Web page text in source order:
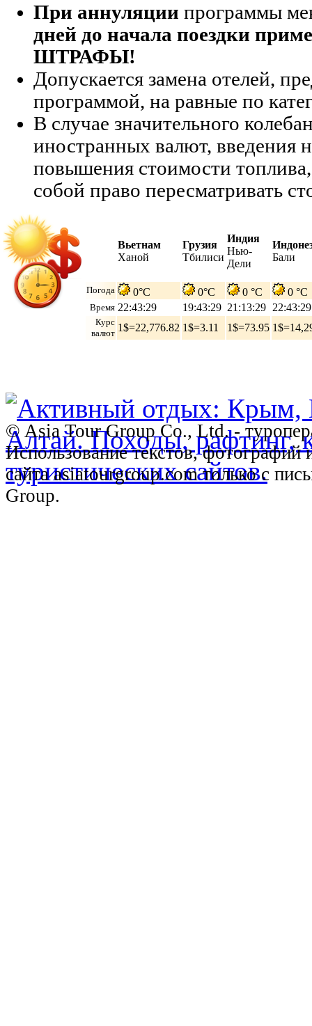
При аннуляции программы
дней до начала поездки
ШТРАФЫ!
Допускается замена отелей,
программой, на равные по
В случае значительного
иностранных валют, введения
повышения стоимости
собой право пересматривать
Вьетнам
Ханой
Грузия
Тбилиси
Индия
Нью-
Дели
Бали
Погода 0°C 0°C 0 °C 0 °C
Время 22:43:30 19:43:30 21:13:30 22:43:30
Курс
валют 1$=22,776.82 1$=3.11 1$=73.95
© Asia Tour Group Co., Ltd. -
Использование текстов,
сайта asiatourgroup.com только с
Group.